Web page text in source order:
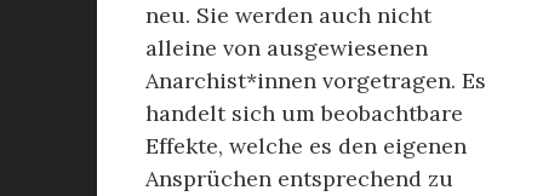
neu. Sie werden auch nicht
alleine von ausgewiesenen
Anarchist*innen vorgetragen. Es
handelt sich um beobachtbare
Effekte, welche es den eigenen
Ansprüchen entsprechend zu